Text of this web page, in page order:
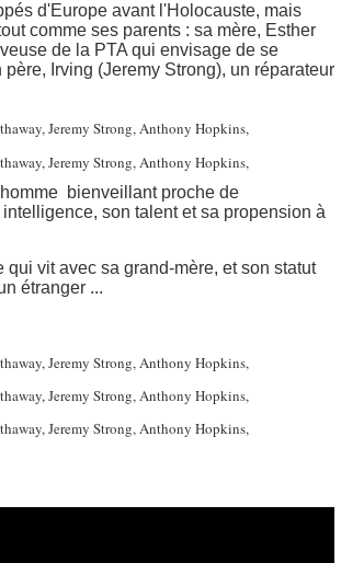
d'Europe avant l'Holocauste, mais
comme ses parents : sa mère, Esther
de la PTA qui envisage de se
Irving (Jeremy Strong), un réparateur
bienveillant proche de
son talent et sa propension à
vit avec sa grand-mère, et son statut
étranger ...